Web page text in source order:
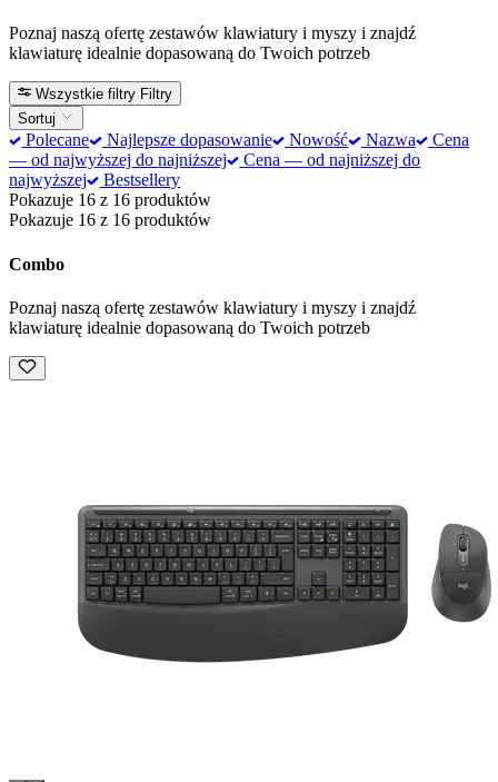
Poznaj naszą ofertę zestawów klawiatury i myszy i znajdź
klawiaturę idealnie dopasowaną do Twoich potrzeb
Wszystkie filtry Filtry
Sortuj
Polecane Najlepsze dopasowanie Nowość Nazwa
Cena
— od najwyższej do najniższej
Cena — od najniższej do
najwyższej
Bestsellery
Pokazuje 16 z 16 produktów
Pokazuje 16 z 16 produktów
Combo
Poznaj naszą ofertę zestawów klawiatury i myszy i znajdź
klawiaturę idealnie dopasowaną do Twoich potrzeb